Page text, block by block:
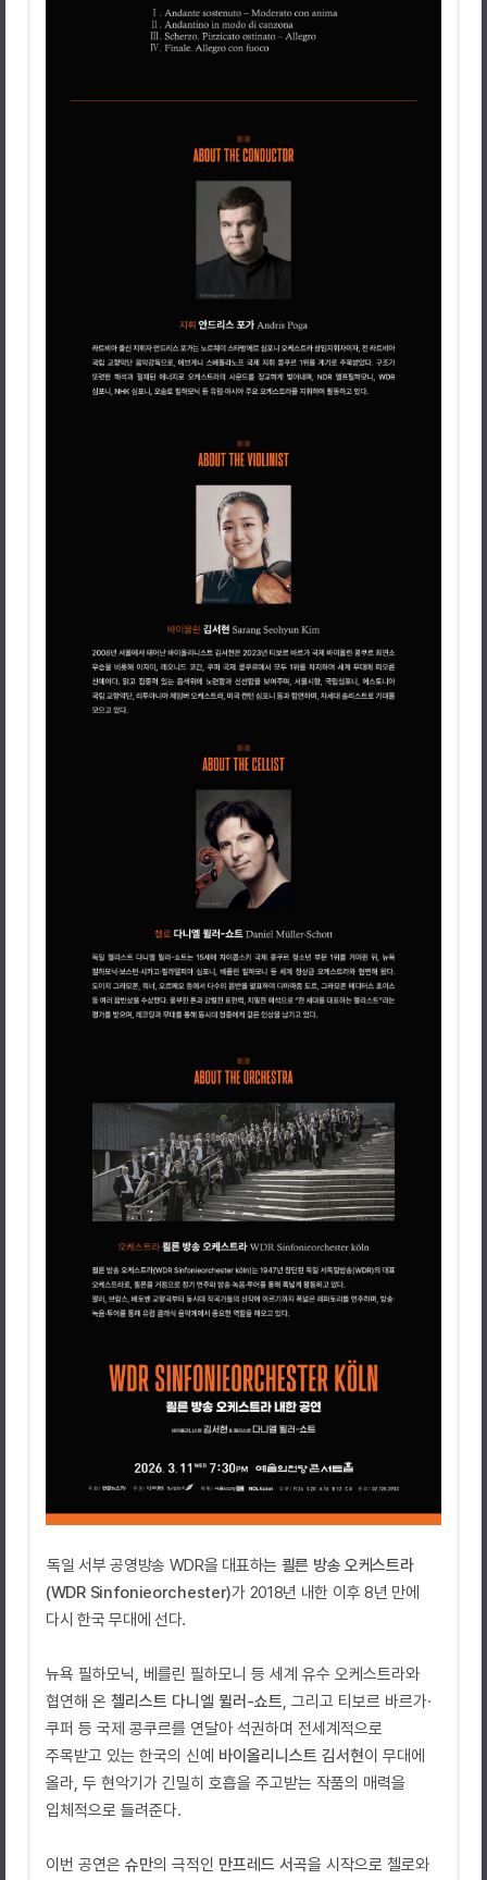
독일 서부 공영방송 WDR을 대표하는 쾰른 방송 오케스트라
(WDR Sinfonieorchester)가2018년 내한 이후 8년 만에
다시 한국 무대에 선다.
뉴욕 필하모닉, 베를린 필하모니 등 세계 유수 오케스트라와
협연해 온 첼리스트 다니엘 뮐러 -쇼트, 그리고 티보르 바르가·
쿠퍼 등 국제 콩쿠르를 연달아 석권하며 전세계적으로
주목받고 있는 한국의 신예 바이올리니스트 김서현이 무대에
올라, 두 현악기가 긴밀히 호흡을 주고받는 작품의 매력을
입체적으로 들려준다.
이번 공연은 슈만의 극적인 만프레드 서곡을 시작으로 첼로와